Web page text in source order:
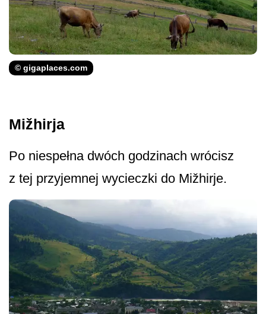
© gigaplaces.com
Mižhirja
Po niespełna dwóch godzinach wrócisz
z tej przyjemnej wycieczki do Mižhirje.